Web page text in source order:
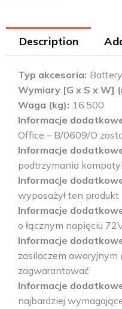
Description
Typ akcesoria
Wymiary [G x S x W]
Waga (kg)
16.500
Informacje
Office – B/0609/O
Informacje
podtrzymania
Informacje
wyposażył ten produkt
Informacje
o łącznym napięciu
Informacje
zasilaczem awaryjnym
zagwarantować
Informacje
najbardziej